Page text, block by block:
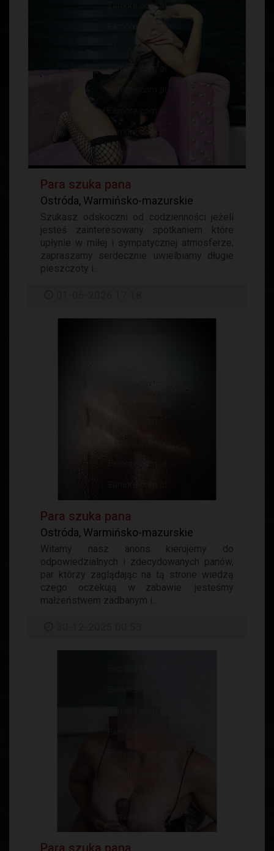
Para szuka pana
Ostróda, Warmińsko-mazurskie
Szukasz odskoczni od codzienności jeżeli
jesteś zainteresowany spotkaniem które
upłynie w miłej i sympatycznej atmosferze,
zapraszamy serdecznie. uwielbiamy długie
pieszczoty i...
Para szuka pana
Ostróda, Warmińsko-mazurskie
Witamy nasz anons kierujemy do
odpowiedzialnych i zdecydowanych panów,
par którzy zaglądając na tą strone wiedzą
czego oczekują w zabawie. jesteśmy
małżeństwem zadbanym i...
Para szuka pana